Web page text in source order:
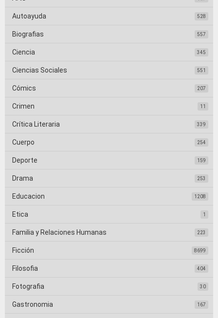
Autoayuda 528
Biografias 557
Ciencia 345
Ciencias Sociales 551
Cómics 207
Crimen 11
Crítica Literaria 339
Cuerpo 254
Deporte 159
Drama 253
Educacion 1208
Etica 1
Familia y Relaciones Humanas 223
Ficción 8699
Filosofia 404
Fotografia 30
Gastronomia 167